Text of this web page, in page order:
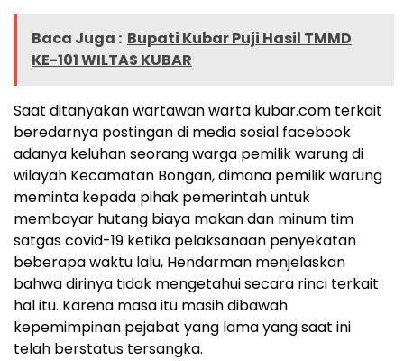
Baca Juga : Bupati Kubar Puji Hasil TMMD
KE-101 WILTAS KUBAR
Saat ditanyakan wartawan warta kubar.com terkait
beredarnya postingan di media sosial facebook
adanya keluhan seorang warga pemilik warung di
wilayah Kecamatan Bongan, dimana pemilik warung
meminta kepada pihak pemerintah untuk
membayar hutang biaya makan dan minum tim
satgas covid-19 ketika pelaksanaan penyekatan
beberapa waktu lalu, Hendarman menjelaskan
bahwa dirinya tidak mengetahui secara rinci terkait
hal itu. Karena masa itu masih dibawah
kepemimpinan pejabat yang lama yang saat ini
telah berstatus tersangka.